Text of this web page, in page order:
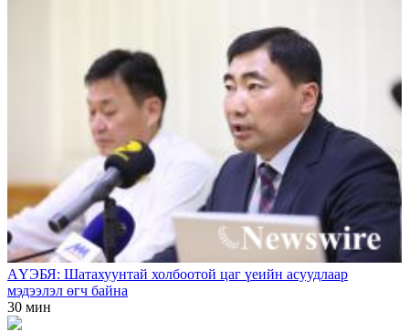
АҮЭБЯ: Шатахуунтай холбоотой цаг үеийн асуудлаар
мэдээлэл өгч байна
30 мин